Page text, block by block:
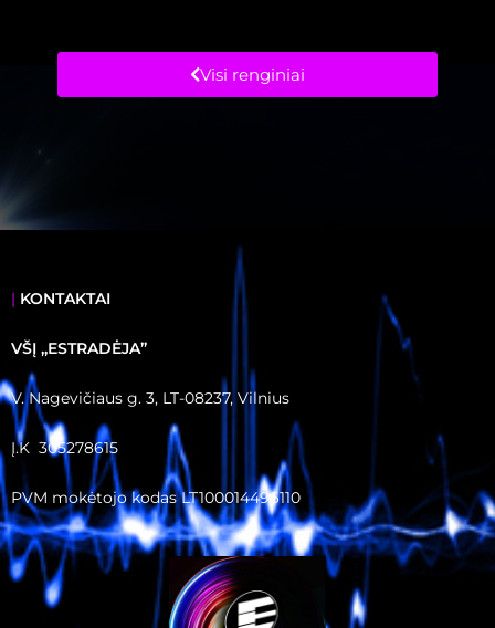
Visi renginiai
| KONTAKTAI
VŠĮ ,,ESTRADĖJA”
V. Nagevičiaus g. 3, LT-08237, Vilnius
Į.K 305278615
PVM mokėtojo kodas LT100014496110